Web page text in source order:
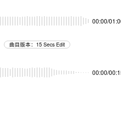
00:00/
曲目版本：15 Secs Edit
00:00/